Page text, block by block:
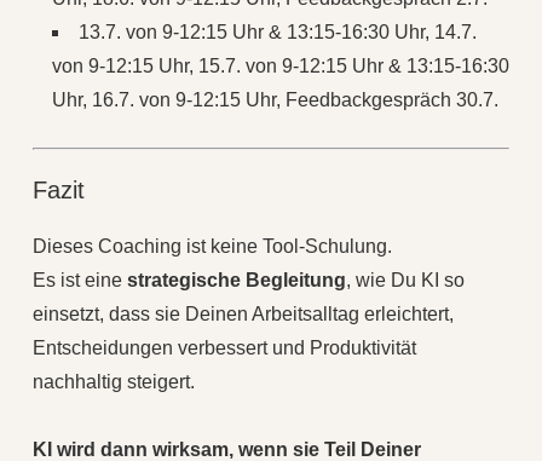
13.7. von 9-12:15 Uhr & 13:15-16:30 Uhr, 14.7.
von 9-12:15 Uhr, 15.7. von 9-12:15 Uhr & 13:15-16:30
Uhr, 16.7. von 9-12:15 Uhr, Feedbackgespräch 30.7.
Fazit
Dieses Coaching ist keine Tool‑Schulung.
Es ist eine strategische Begleitung, wie Du KI so
einsetzt, dass sie Deinen Arbeitsalltag erleichtert,
Entscheidungen verbessert und Produktivität
nachhaltig steigert.
KI wird dann wirksam, wenn sie Teil Deiner